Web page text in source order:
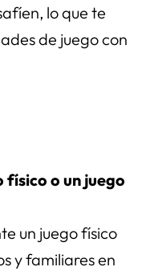
lo que te
de juego con
físico o un juego
un juego físico
y familiares en